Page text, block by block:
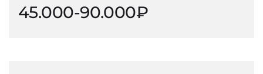
45.000-90.000₽